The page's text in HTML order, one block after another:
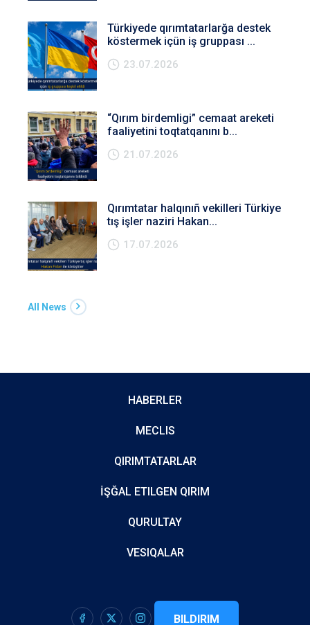
Türkiyede qırımtatarlarğa destek
köstermek içün iş gruppası ...
23.07.2026
“Qırım birdemligi” cemaat areketi
faaliyetini toqtatqanını b...
21.07.2026
Qırımtatar halqınıñ vekilleri Türkiye
tış işler naziri Hakan...
17.07.2026
All News
HABERLER
MECLIS
QIRIMTATARLAR
İŞĞAL ETILGEN QIRIM
QURULTAY
VESIQALAR
BILDIRIM